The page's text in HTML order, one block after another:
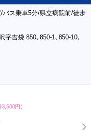
バス乗車5分/県立病院前/徒歩
字吉袋 850､850-1､850-10､
3,500円）